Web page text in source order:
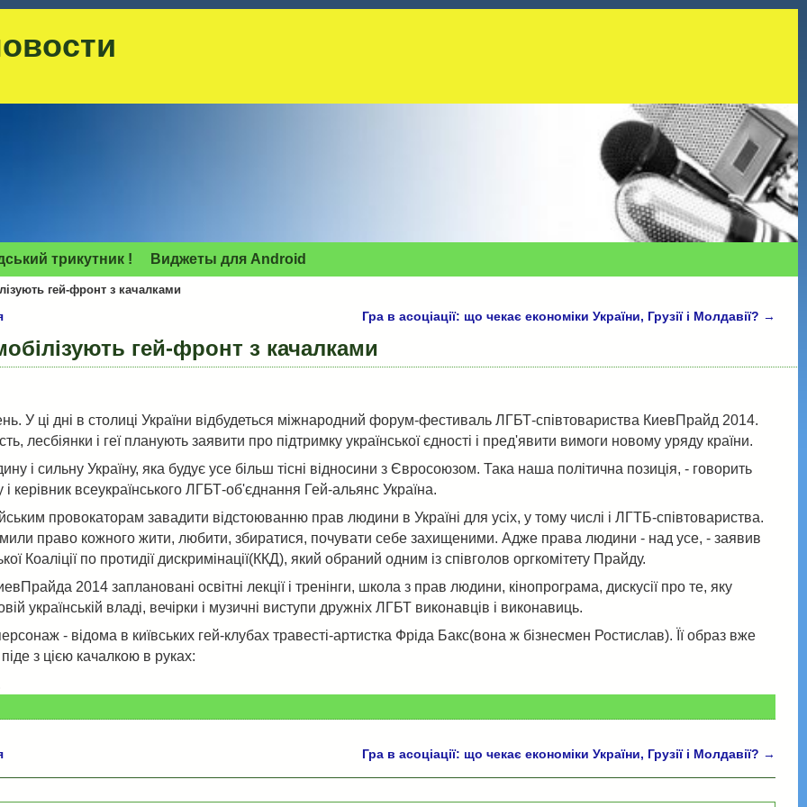
трикутник ! Виджеты для Аndroid
гей-фронт з качалками
Гра в асоціації: що чекає економіки України, Грузії і Молдавії? →
гей-фронт з качалками
У ці дні в столиці України відбудеться міжнародний форум-фестиваль ЛГБТ-співтовариства КиевПрайд 2014.
лесбіянки і геї планують заявити про підтримку української єдності і пред'явити вимоги новому уряду країни.
і сильну Україну, яка будує усе більш тісні відносини з Євросоюзом. Така наша політична позиція, - говорить
керівник всеукраїнського ЛГБТ-об'єднання Гей-альянс Україна.
провокаторам завадити відстоюванню прав людини в Україні для усіх, у тому числі і ЛГТБ-співтовариства.
право кожного жити, любити, збиратися, почувати себе захищеними. Адже права людини - над усе, - заявив
Коаліції по протидії дискримінації(ККД), який обраний одним із співголов оргкомітету Прайду.
2014 заплановані освітні лекції і тренінги, школа з прав людини, кінопрограма, дискусії про те, яку
українській владі, вечірки і музичні виступи дружніх ЛГБТ виконавців і виконавиць.
- відома в київських гей-клубах травесті-артистка Фріда Бакс(вона ж бізнесмен Ростислав). Її образ вже
з цією качалкою в руках:
Гра в асоціації: що чекає економіки України, Грузії і Молдавії? →